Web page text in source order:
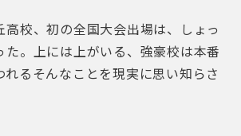
校、初の全国大会出場は、しょっ
た。上には上がいる、強豪校は本番
れるそんなことを現実に思い知らさ